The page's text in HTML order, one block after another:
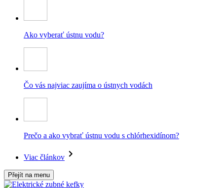
Ako vyberať ústnu vodu?
Čo vás najviac zaujíma o ústnych vodách
Prečo a ako vybrať ústnu vodu s chlórhexidínom?
Viac článkov
Přejít na menu